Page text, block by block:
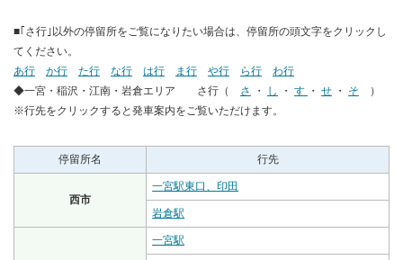
■｢さ行｣以外の停留所をご覧になりたい場合は、停留所の頭文字をクリックし
てください。
あ行
か行 た行 な行 は行 ま行 や行 ら行
わ行
◆一宮・稲沢・江南・岩倉エリア さ行（ さ ・ し ・ す ・ せ ・ そ ）
※行先をクリックすると発車案内をご覧いただけます。
停留所名 行先
西市
一宮駅東口、印田
岩倉駅
一宮駅